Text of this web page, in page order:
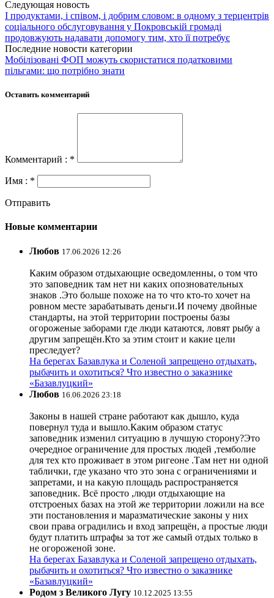
Следующая новость
І продуктами, і співом, і добрим словом: в одному з терцентрів
соціального обслуговування у Покровській громаді
продовжують надавати допомогу тим, хто її потребує
Последние новости категории
Мобілізовані ФОП можуть скористатися податковими
пільгами: що потрібно знати
Оставить комментарий
Комментарий : *
Имя : *
Отправить
Новые комментарии
Любов 17.06.2026 12:26
Каким образом отдыхающие осведомленны, о том что
это заповедник там нет ни каких опозновательных
знаков .Это больше похоже на то что кто-то хочет на
ровном месте зарабатывать деньги.И почему двойные
стандарты, на этой территории построены базы
огороженые заборами где люди катаются, ловят рыбу а
другим запрещён.Кто за этим стоит и какие цели
преследует?
На берегах Базавлука и Соленой запрещено отдыхать,
рыбачить и охотиться? Что известно о заказнике
«Базавлуцкий»
Любов 16.06.2026 23:18
Законы в нашей стране работают как дышло, куда
повернул туда и вышло.Каким образом статус
заповедник изменил ситуацию в лучшую сторону?Это
очередное ограничение для простых людей ,темболие
для тех кто проживает в этом ригеоне .Там нет ни одной
таблички, где указано что это зона с ограничениями и
запретами, и на какую площадь распространяется
заповедник. Всё просто ,люди отдыхающие на
отстроеных базах на этой же территории ложили на все
эти постановления и маразматические законы у них
свои права оградились и вход запрещён, а простые люди
будут платить штрафы за тот же самый отдых только в
не огороженой зоне.
На берегах Базавлука и Соленой запрещено отдыхать,
рыбачить и охотиться? Что известно о заказнике
«Базавлуцкий»
Родом з Великого Лугу 10.12.2025 13:55